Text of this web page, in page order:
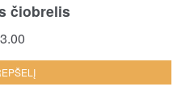
čiobrelis
3.00